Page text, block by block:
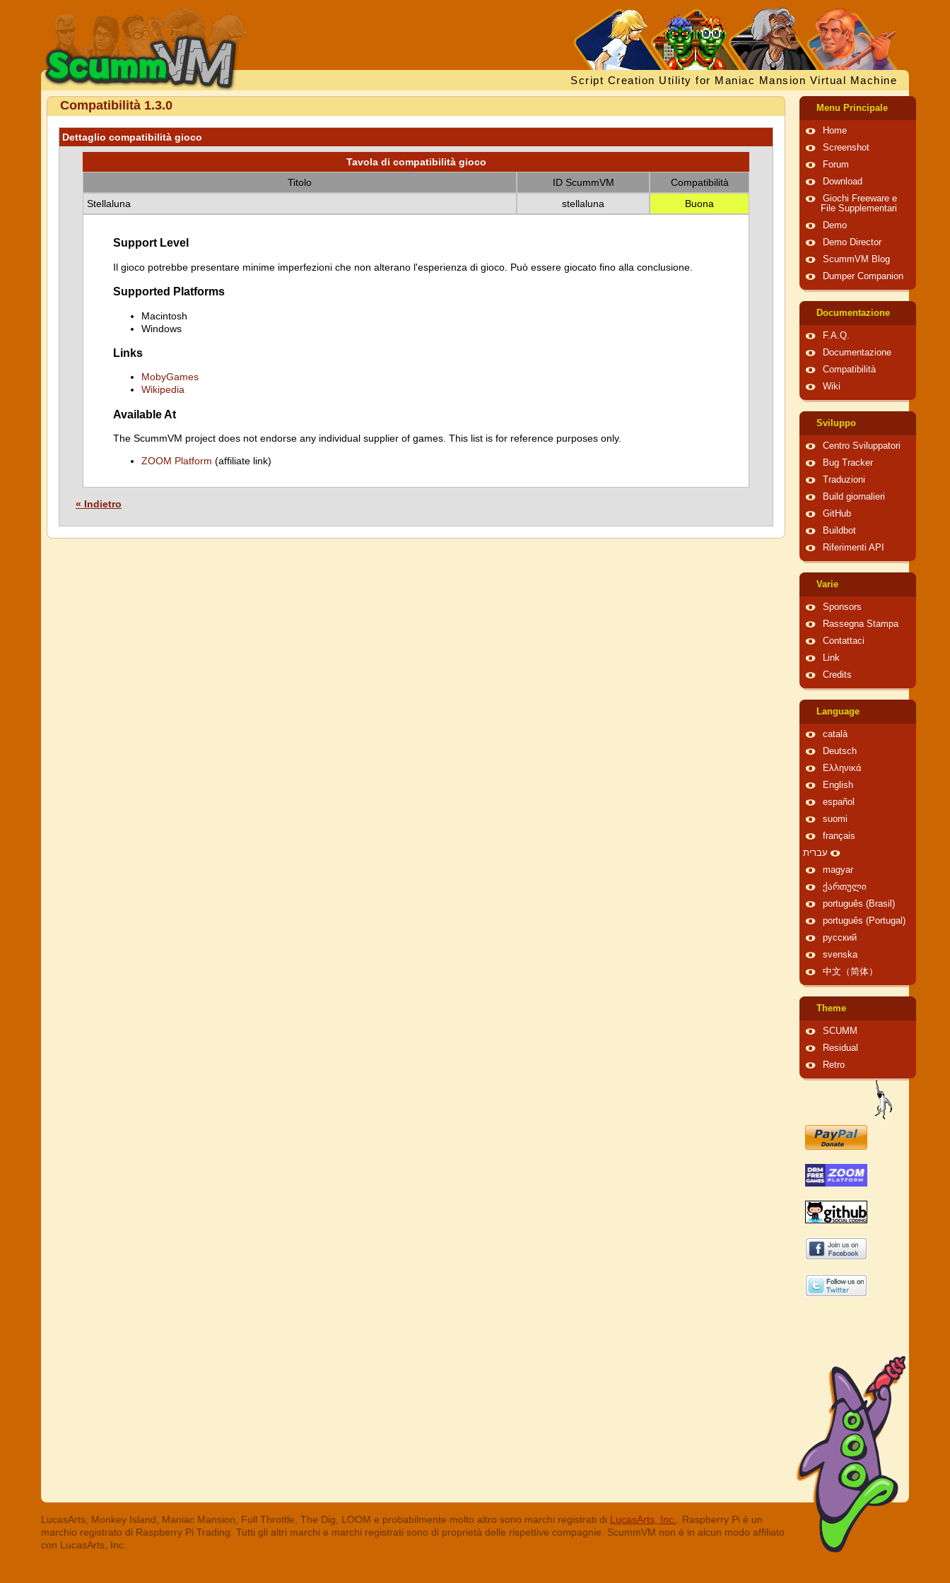
Script Creation Utility for Maniac Mansion Virtual Machine
Compatibilità 1.3.0
Dettaglio compatibilità gioco
Tavola di compatibilità gioco
Titolo
ID ScummVM
Compatibilità
Stellaluna
stellaluna Buona
Support Level
Il gioco potrebbe presentare minime imperfezioni che non alterano l'esperienza di gioco. Può essere giocato fino alla conclusione.
Supported Platforms
Macintosh
Windows
Links
MobyGames
Wikipedia
Available At
The ScummVM project does not endorse any individual supplier of games. This list is for reference purposes only.
ZOOM Platform (affiliate link)
« Indietro
Menu Principale
Home
Screenshot
Forum
Download
Giochi Freeware e
File Supplementari
Demo
Demo Director
ScummVM Blog
Dumper Companion
Documentazione
F.A.Q.
Documentazione
Compatibilità
Wiki
Sviluppo
Centro Sviluppatori
Bug Tracker
Traduzioni
Build giornalieri
GitHub
Buildbot
Riferimenti API
Varie
Sponsors
Rassegna Stampa
Contattaci
Link
Credits
Language
català
Deutsch
Ελληνικά
English
español
suomi
français
עברית
magyar
ქართული
português (Brasil)
português (Portugal)
русский
svenska
中文（简体）
Theme
SCUMM
Residual
Retro
LucasArts, Monkey Island, Maniac Mansion, Full Throttle, The Dig, LOOM e probabilmente molto altro sono marchi registrati di LucasArts, Inc.
. Raspberry Pi è un
marchio registrato di Raspberry Pi Trading. Tutti gli altri marchi e marchi registrati sono di proprietà delle rispettive compagnie. ScummVM non è in alcun modo affiliato
con LucasArts, Inc.